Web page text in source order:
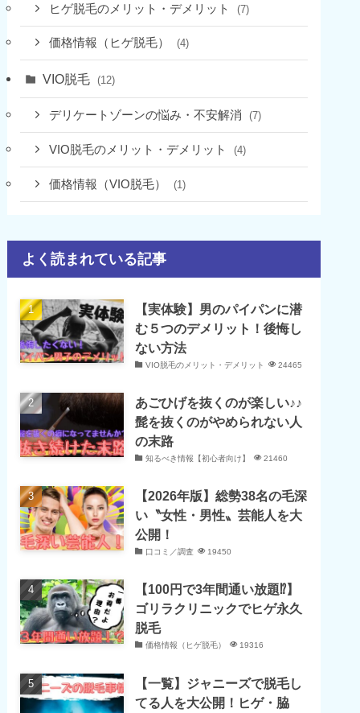
ヒゲ脱毛のメリット・デメリット (7)
価格情報（ヒゲ脱毛） (4)
VIO脱毛 (12)
デリケートゾーンの悩み・不安解消 (7)
VIO脱毛のメリット・デメリット (4)
価格情報（VIO脱毛） (1)
よく読まれている記事
【実体験】男のパイパンに潜
む５つのデメリット！後悔し
ない方法
VIO脱毛のメリット・デメリット 24465
あごひげを抜くのが楽しい♪♪
髭を抜くのがやめられない人
の末路
知るべき情報【初心者向け】 21460
【2026年版】総勢38名の毛深
い〝女性・男性〟芸能人を大
公開！
口コミ／調査 19450
【100円で3年間通い放題⁉】
ゴリラクリニックでヒゲ永久
脱毛
価格情報（ヒゲ脱毛） 19316
【一覧】ジャニーズで脱毛し
てる人を大公開！ヒゲ・脇